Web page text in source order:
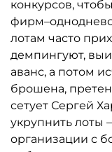
конкурсов,
лотам часто
демпингуют,
аванс, а потом
брошена,
сетует Сергей
укрупнить лоты
организации с